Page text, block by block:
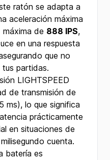
ratón se adapta a
aceleración máxima
de 888 IPS,
en una respuesta
que no
tus partidas.
LIGHTSPEED
de transmisión de
ms), lo que significa
prácticamente
en situaciones de
cuenta.
batería es